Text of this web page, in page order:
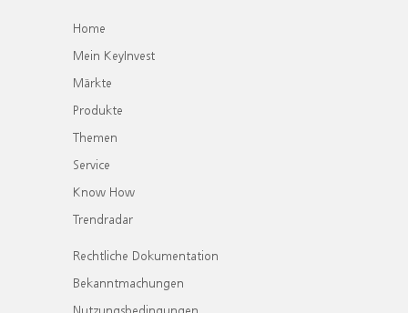
Home
Mein KeyInvest
Märkte
Produkte
Themen
Service
Know How
Trendradar
Rechtliche Dokumentation
Bekanntmachungen